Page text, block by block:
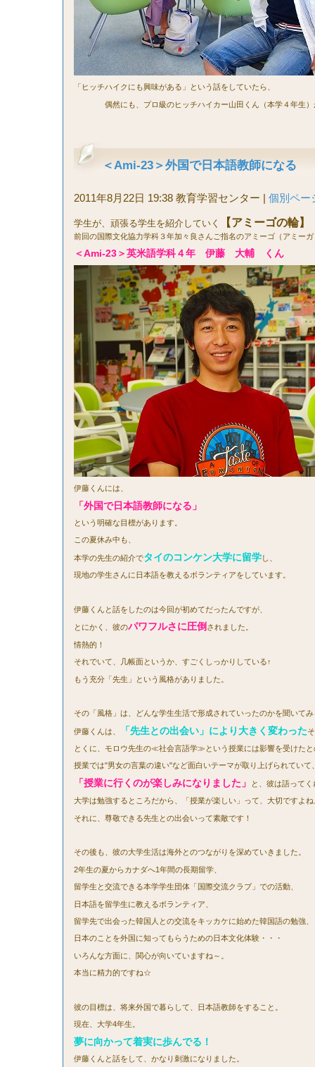
「ヒッチハイクにも興味がある」という話をしていたら、
偶然にも、プロ級のヒッチハイカー山田くん（本学４年生）
＜Ami-23＞外国で日本語教師になる
2011年8月22日 19:38 教育学習センター | 個別ペー
学生が、頑張る学生を紹介していく 【アミーゴの輪】
前回の国際文化協力学科３年加々良さんご指名のアミーゴ（アミー
＜Ami-23＞英米語学科４年 伊藤 大輔 くん
伊藤くんには、
「外国で日本語教師になる」
という明確な目標があります。
この夏休み中も、
本学の先生の紹介でタイのコンケン大学に留学し、
現地の学生さんに日本語を教えるボランティアをしています。
伊藤くんと話をしたのは今回が初めてだったんですが、
とにかく、彼のパワフルさに圧倒 されました。
情熱的！
それでいて、几帳面というか、すごくしっかりしている↑
もう充分「先生」という風格がありました。
その「風格」は、どんな学生生活で形成されていったのかを聞いて
伊藤くんは、 「先生との出会い」により大きく変わった
とくに、モロウ先生の≪社会言語学≫という授業には影響を受けたと
授業では"男女の言葉の違い"など面白いテーマが取り上げられていて
「授業に行くのが楽しみになりました」 と、彼は語って
大学は勉強するところだから、「授業が楽しい」って、大切ですよね
それに、尊敬できる先生との出会いって素敵です！
その後も、彼の大学生活は海外とのつながりを深めていきました。
2年生の夏からカナダへ1年間の長期留学、
留学生と交流できる本学学生団体「国際交流クラブ」での活動、
日本語を留学生に教えるボランティア、
留学先で出会った韓国人との交流をキッカケに始めた韓国語の勉強、
日本のことを外国に知ってもらうための日本文化体験・・・
いろんな方面に、関心が向いていますね～。
本当に精力的ですね☆
彼の目標は、将来外国で暮らして、日本語教師をすること。
現在、大学4年生。
夢に向かって着実に歩んでる！
伊藤くんと話をして、かなり刺激になりました。